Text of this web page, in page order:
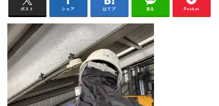
ポスト シェア はてブ 送る Pocket